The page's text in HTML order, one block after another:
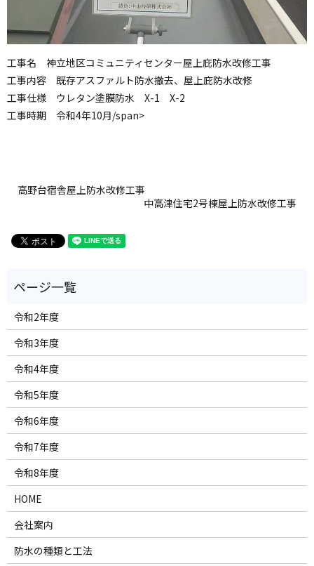
工事名 神立地区コミュニティセンター屋上庇防水改修工事
工事内容 既存アスファルト防水撤去、屋上庇防水改修
工事仕様 ウレタン塗膜防水 X-1 X-2
工事時期 令和4年10月/span>
高野台宿舎屋上防水改修工事
中高津住宅2号棟屋上防水改修工事
令和2年度
令和3年度
令和4年度
令和5年度
令和6年度
令和7年度
令和8年度
HOME
会社案内
防水の種類と工法